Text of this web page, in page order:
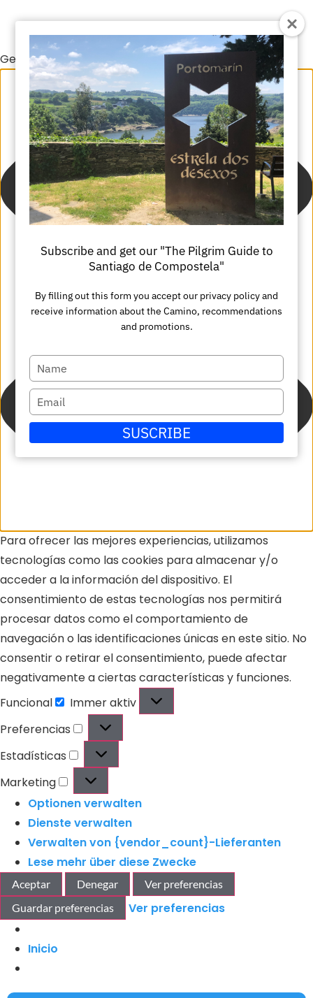
Gestionar el consentimiento de las cookies
Para ofrecer las mejores experiencias, utilizamos
tecnologías como las cookies para almacenar y/o
acceder a la información del dispositivo. El
consentimiento de estas tecnologías nos permitirá
procesar datos como el comportamiento de
navegación o las identificaciones únicas en este sitio. No
consentir o retirar el consentimiento, puede afectar
negativamente a ciertas características y funciones.
Funcional
Immer aktiv
Preferencias
Estadísticas
Marketing
Optionen verwalten
Dienste verwalten
Verwalten von {vendor_count}-Lieferanten
Lese mehr über diese Zwecke
Aceptar Denegar
Ver preferencias
Guardar preferencias
Ver preferencias
Inicio
Subscribe and get our "The Pilgrim Guide to
Santiago de Compostela"
By filling out this form you accept our privacy policy and
receive information about the Camino, recommendations
and promotions.
Escriba
su
nombre
Escriba
su
correo
electrónico
SUSCRIBE